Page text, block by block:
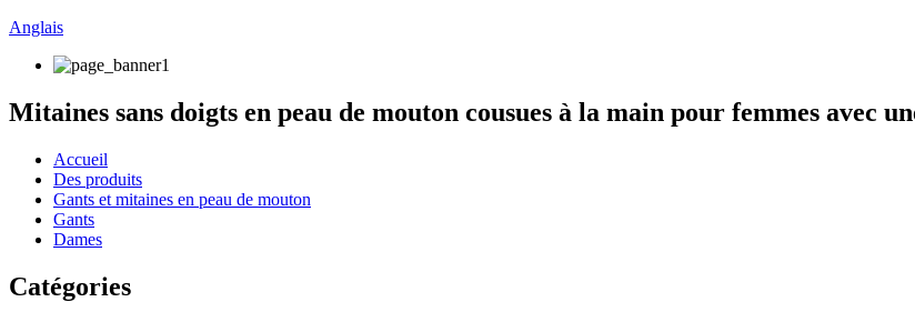
Anglais
Mitaines sans doigts en peau de mouton cousues à la main pour femmes avec
Accueil
Des produits
Gants et mitaines en peau de mouton
Gants
Dames
Catégories